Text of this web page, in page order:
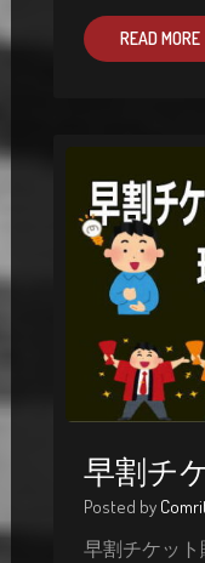
READ MORE
早割チ
Posted by
早割チケット